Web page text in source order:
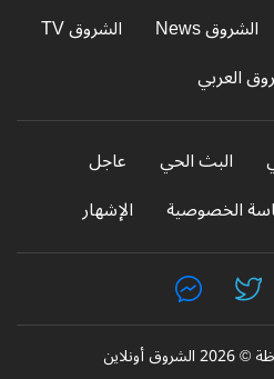
الشروق News
الشروق TV
العربي
البث الحي
عاجل
الخصوصية الإشهار
أونلاين